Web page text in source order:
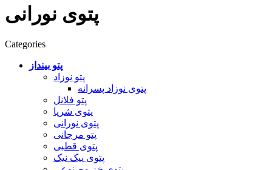
پتوی نورانی
Categories
پتو بینداز
پتو نوزاد
پتوی نوزاد پسرانه
پتو فلانل
پتوی شرپا
پتوی نورانی
پتو مرجانی
پتوی قطبی
پتوی پیک نیک